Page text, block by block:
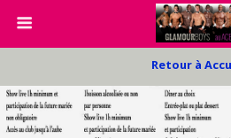
Retour à